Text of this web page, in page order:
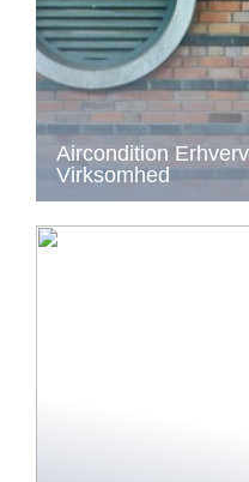
Aircondition
Virksomhed